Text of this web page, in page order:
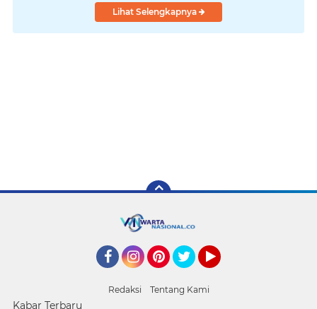
Lihat Selengkapnya
Redaksi Tentang Kami
Kabar Terbaru